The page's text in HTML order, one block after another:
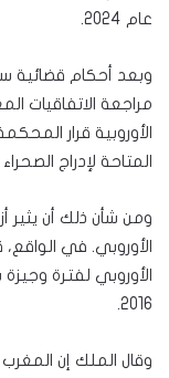
عام 2024.
وبعد أحكام قضائية
مراجعة الاتفاقيات
الأوروبية قرار
المتاحة لإدراج
ومن شأن ذلك أن يثير
الأوروبي. في
الأوروبي لفترة
2016.
وقال الملك إن